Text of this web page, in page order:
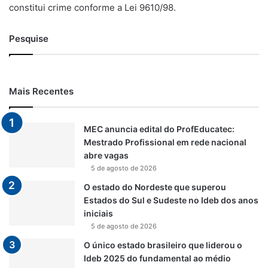
constitui crime conforme a Lei 9610/98.
Pesquise
Mais Recentes
MEC anuncia edital do ProfEducatec:
Mestrado Profissional em rede nacional
abre vagas
5 de agosto de 2026
O estado do Nordeste que superou
Estados do Sul e Sudeste no Ideb dos anos
iniciais
5 de agosto de 2026
O único estado brasileiro que liderou o
Ideb 2025 do fundamental ao médio